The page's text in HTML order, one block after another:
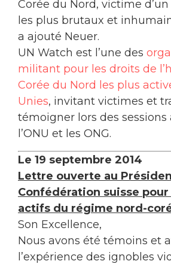
Corée du Nord, victime
les plus brutaux et
a ajouté Neuer.
UN Watch est l’une des
militant pour les droits de
Corée du Nord les plus
Unies, invitant victimes et
témoigner lors des
l’ONU et les ONG.
Le 19 septembre 2014
Lettre ouverte au
Confédération suisse
actifs du régime nord-
Son Excellence,
Nous avons été témoins et
l’expérience des ignobles